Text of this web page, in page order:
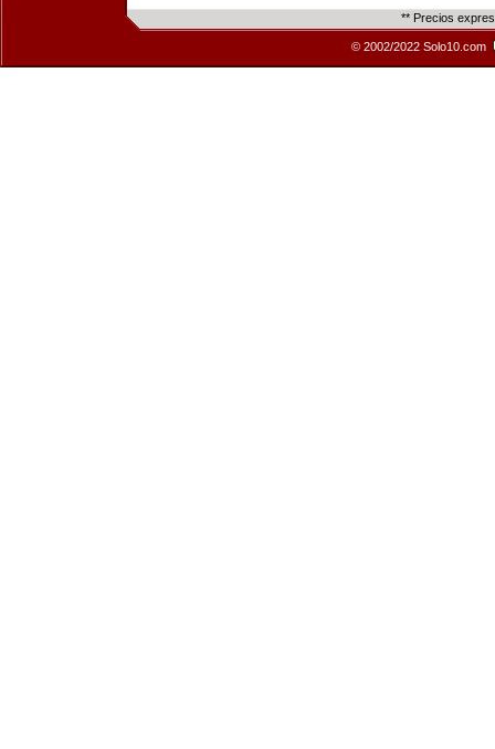
** Precios
© 2002/2022 Solo10.com